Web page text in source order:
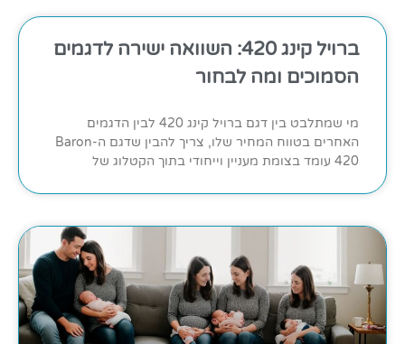
ברויל קינג 420: השוואה ישירה לדגמים
הסמוכים ומה לבחור
מי שמתלבט בין דגם ברויל קינג 420 לבין הדגמים
האחרים בטווח המחיר שלו, צריך להבין שדגם ה-Baron
420 עומד בצומת מעניין וייחודי בתוך הקטלוג של